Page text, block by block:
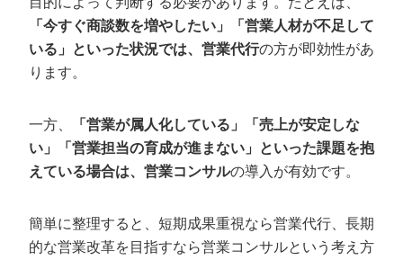
「今すぐ商談数を増やしたい」「営業人材が不足して
いる」といった状況では、営業代行の方が即効性があ
ります。
一方、
「営業が属人化している」「売上が安定しな
い」「営業担当の育成が進まない」といった課題を抱
えている場合は、営業コンサルの導入が有効です。
簡単に整理すると、短期成果重視なら営業代行、長期
的な営業改革を目指すなら営業コンサルという考え方